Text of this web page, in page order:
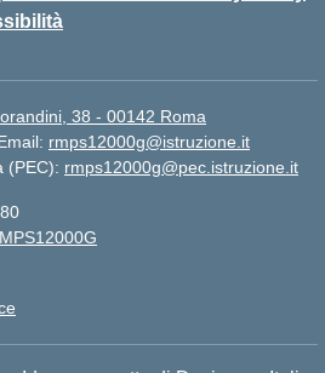
38 - 00142 Roma
rmps12000g@istruzione.it
(PEC): rmps12000g@pec.istruzione.it